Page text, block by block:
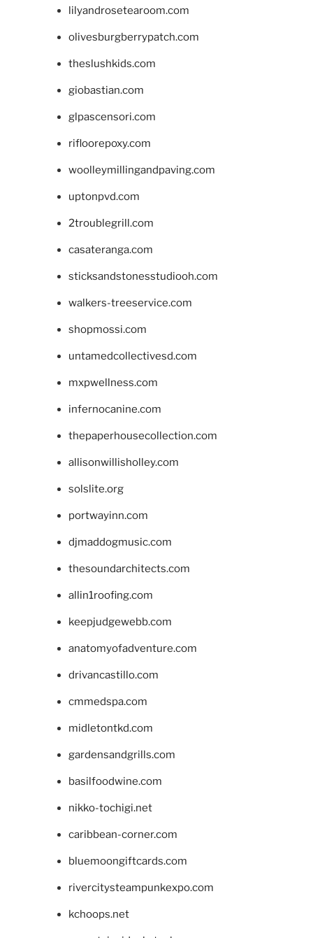
lilyandrosetearoom.com
olivesburgberrypatch.com
theslushkids.com
giobastian.com
glpascensori.com
rifloorepoxy.com
woolleymillingandpaving.com
uptonpvd.com
2troublegrill.com
casateranga.com
sticksandstonesstudiooh.com
walkers-treeservice.com
shopmossi.com
untamedcollectivesd.com
mxpwellness.com
infernocanine.com
thepaperhousecollection.com
allisonwillisholley.com
solslite.org
portwayinn.com
djmaddogmusic.com
thesoundarchitects.com
allin1roofing.com
keepjudgewebb.com
anatomyofadventure.com
drivancastillo.com
cmmedspa.com
midletontkd.com
gardensandgrills.com
basilfoodwine.com
nikko-tochigi.net
caribbean-corner.com
bluemoongiftcards.com
rivercitysteampunkexpo.com
kchoops.net